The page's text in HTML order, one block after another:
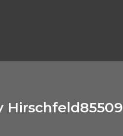
Hirschfeld85509